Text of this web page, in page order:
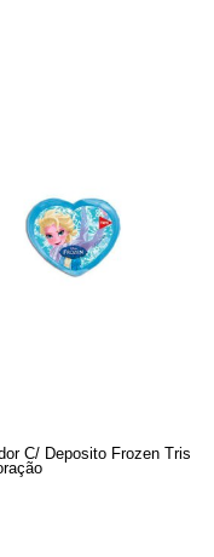
C/ Deposito Frozen Tris